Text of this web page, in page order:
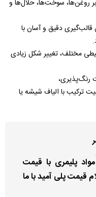
روغن‌ها، سوخت‌ها، حلال‌ها و
قالب‌گیری دقیق و آسان با
مختلف، تغییر شکل زیادی
رنگ‌پذیری،
ترکیب با الیاف شیشه یا
مواد پلیمری با قیمت
پلی آمید با ما